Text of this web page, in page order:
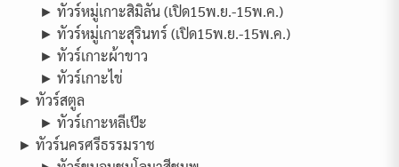
► ทัวร์หมู่เกาะสิมิลัน (เปิด15พ.ย.-15พ.ค.)
► ทัวร์หมู่เกาะสุรินทร์ (เปิด15พ.ย.-15พ.ค.)
► ทัวร์เกาะผ้าขาว
► ทัวร์เกาะไข่
► ทัวร์สตูล
► ทัวร์เกาะหลีเป๊ะ
► ทัวร์นครศรีธรรมราช